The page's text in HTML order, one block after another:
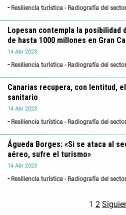
Resiliencia turística - Radiografía del sector
14 Abr 2023
Resiliencia turística - Radiografía del sector
Lopesan contempla la posibilidad
de hasta 1000 millones en Gran
14 Abr 2023
Resiliencia turística - Radiografía del sector
Canarias recupera, con lentitud,
sanitario
14 Abr 2023
Resiliencia turística - Radiografía del sector
Águeda Borges: «Si se ataca al
aéreo, sufre el turismo»
1 2